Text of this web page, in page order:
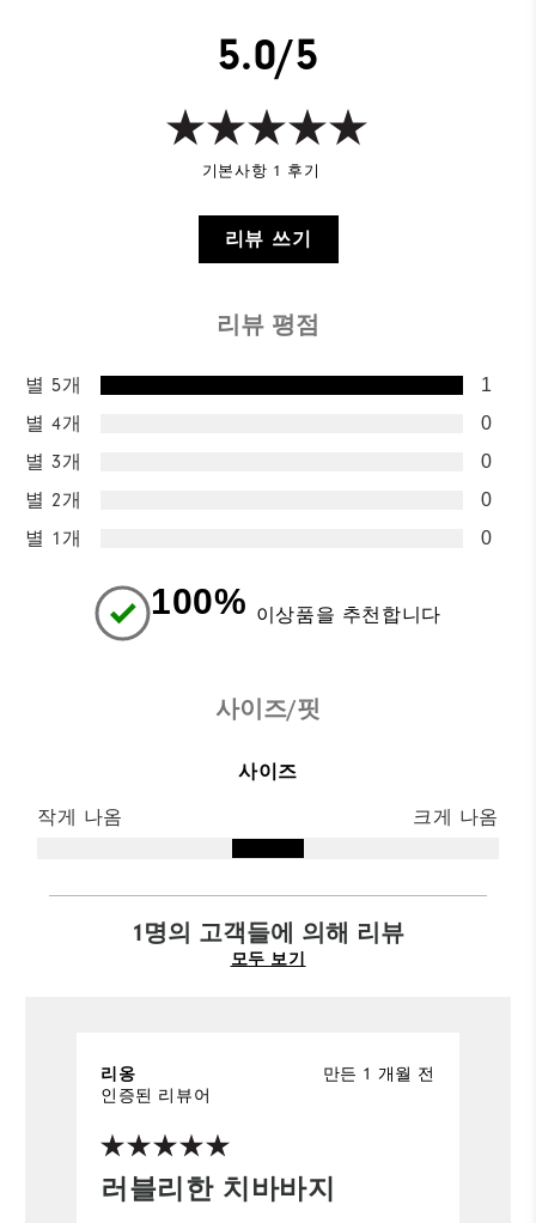
5.0/5
기본사항 1 후기
리뷰 쓰기
리뷰 평점
별 5개 1
별 4개 0
별 3개 0
별 2개 0
별 1개 0
100% 이상품을 추천합니다
사이즈/핏
사이즈
작게 나옴 크게 나옴
1명의 고객들에 의해 리뷰
모두 보기
러블리한 치바바지
만든 1 개월 전
리옹
인증된 리뷰어